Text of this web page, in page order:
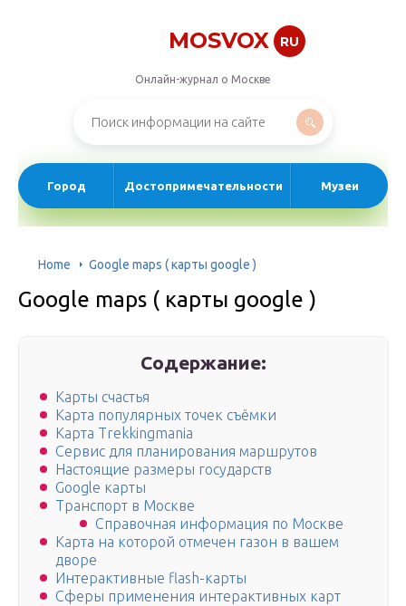
MOSVOX RU
Онлайн-журнал о Москве
Город Достопримечательности Музеи
Home Google maps ( карты google )
Google maps ( карты google )
Содержание:
Карты счастья
Карта популярных точек съёмки
Карта Trekkingmania
Сервис для планирования маршрутов
Настоящие размеры государств
Google карты
Транспорт в Москве
Справочная информация по Москве
Карта на которой отмечен газон в вашем
дворе
Интерактивные flash-карты
Сферы применения интерактивных карт